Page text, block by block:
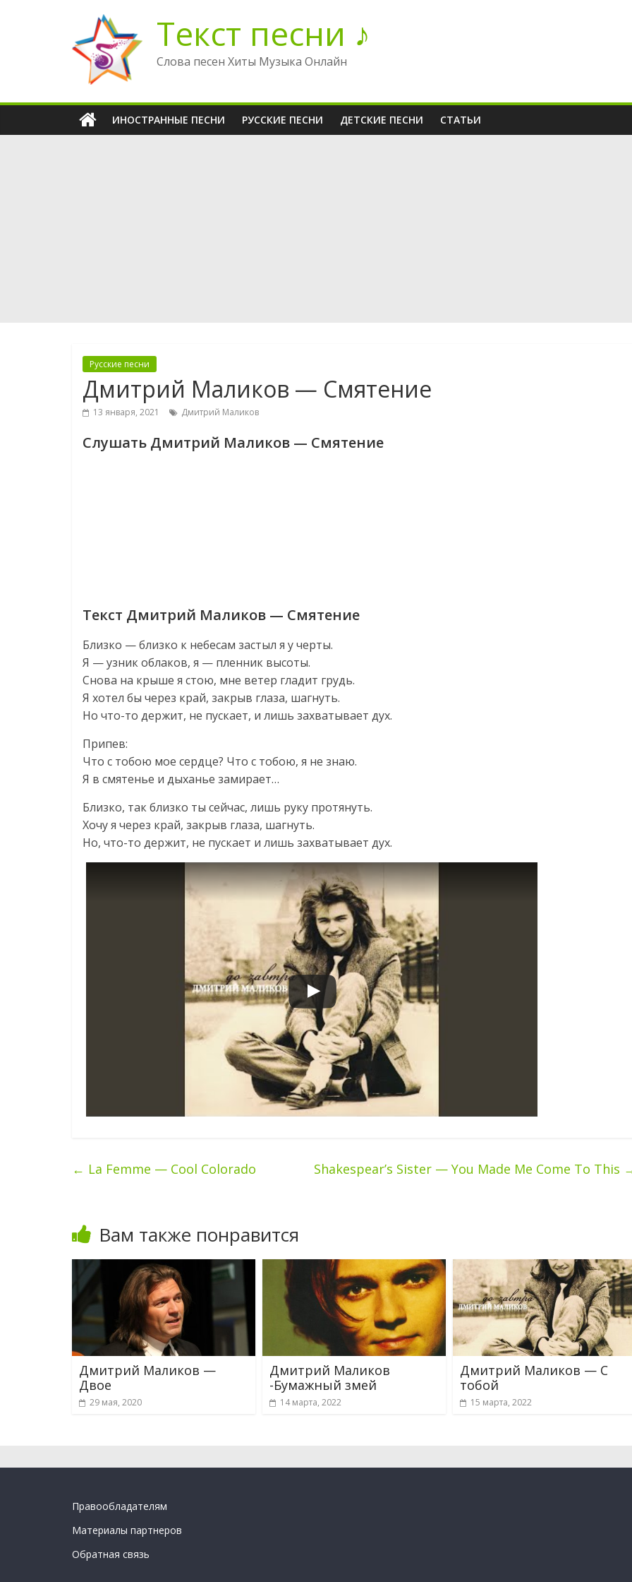
содержимому
Текст песни ♪
Слова песен Хиты Музыка Онлайн
ИНОСТРАННЫЕ ПЕСНИ РУССКИЕ ПЕСНИ ДЕТСКИЕ ПЕСНИ СТАТЬИ
Русские песни
Дмитрий Маликов — Смятение
13 января, 2021 Дмитрий Маликов
Слушать Дмитрий Маликов — Смятение
Текст Дмитрий Маликов — Смятение
Близко — близко к небесам застыл я у черты.
Я — узник облаков, я — пленник высоты.
Снова на крыше я стою, мне ветер гладит грудь.
Я хотел бы через край, закрыв глаза, шагнуть.
Но что-то держит, не пускает, и лишь захватывает дух.
Припев:
Что с тобою мое сердце? Что с тобою, я не знаю.
Я в смятенье и дыханье замирает…
Близко, так близко ты сейчас, лишь руку протянуть.
Хочу я через край, закрыв глаза, шагнуть.
Но, что-то держит, не пускает и лишь захватывает дух.
← La Femme — Cool Colorado Shakespear’s Sister — You Made Me Come To This
Вам также понравится
Дмитрий Маликов —
Двое
29 мая, 2020
Дмитрий Маликов
-Бумажный змей
14 марта, 2022
Дмитрий Маликов — С
тобой
15 марта, 2022
Правообладателям
Материалы партнеров
Обратная связь